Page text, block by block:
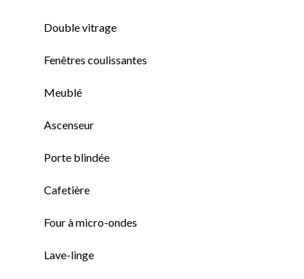
Double vitrage
Fenêtres coulissantes
Meublé
Ascenseur
Porte blindée
Cafetière
Four à micro-ondes
Lave-linge